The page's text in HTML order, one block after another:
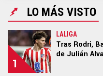
SPOILER
Ediciones: |
LO MÁS VISTO
1
LALIGA
Tras Rodri,
de Julián